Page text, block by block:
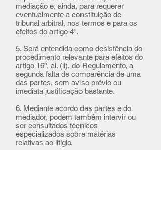
mediação e, ainda, para requerer
eventualmente a constituição de
tribunal arbitral, nos termos e para os
efeitos do artigo 4º.
5. Será entendida como desistência do
procedimento relevante para efeitos do
artigo 16º, al. (ii), do Regulamento, a
segunda falta de comparência de uma
das partes, sem aviso prévio ou
imediata justificação bastante.
6. Mediante acordo das partes e do
mediador, podem também intervir ou
ser consultados técnicos
especializados sobre matérias
relativas ao litígio.